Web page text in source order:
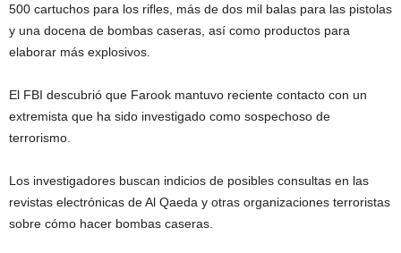
500 cartuchos para los rifles, más de dos mil balas para las pistolas
y una docena de bombas caseras, así como productos para
elaborar más explosivos.
El FBI descubrió que Farook mantuvo reciente contacto con un
extremista que ha sido investigado como sospechoso de
terrorismo.
Los investigadores buscan indicios de posibles consultas en las
revistas electrónicas de Al Qaeda y otras organizaciones terroristas
sobre cómo hacer bombas caseras.